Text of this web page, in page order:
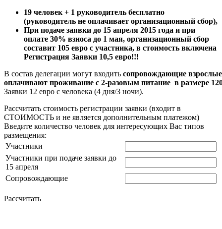
19 человек + 1 руководитель бесплатно
(руководитель не оплачивает организационный сбор),
При подаче заявки до 15 апреля 2015 года и при
оплате 30% взноса до 1 мая, организационный сбор
составит 105 евро с участника, в стоимость включена
Регистрация Заявки 10,5 евро!!!
В состав делегации могут входить сопровождающие взрослые
оплачивают проживание с 2-разовым питание в размере
Заявки 12 евро с человека (4 дня/3 ночи).
Рассчитать стоимость регистрации заявки (входит в
СТОИМОСТЬ и не является дополнительным платежом)
Введите количество человек для интересующих Вас типов
размещения:
Участники
Участники при подаче заявки до
15 апреля
Сопровождающие
Рассчитать